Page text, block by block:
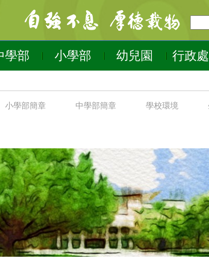
學部 小學部 幼兒園 行政
小學部簡章 中學部簡章 學校環境